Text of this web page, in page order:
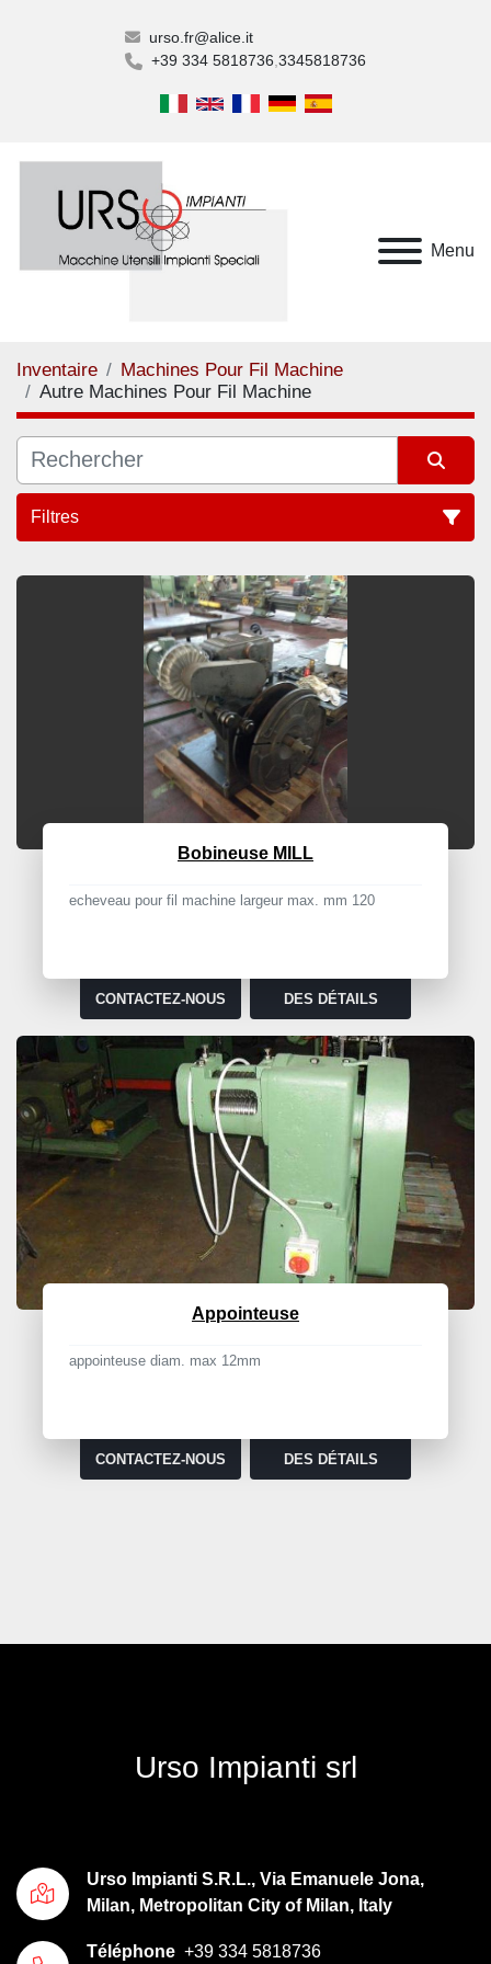
urso.fr@alice.it
+39 334 5818736 3345818736
Menu
Inventaire
Machines Pour Fil Machine
Autre Machines Pour Fil Machine
Filtres
Machines Pour Fil Machine (2)
Trier par
Bobineuse MILL
echeveau pour fil machine largeur max. mm 120
CONTACTEZ-NOUS DES DÉTAILS
Appointeuse
appointeuse diam. max 12mm
CONTACTEZ-NOUS DES DÉTAILS
Urso Impianti srl
Urso Impianti S.R.L., Via Emanuele Jona,
Milan, Metropolitan City of Milan, Italy
Téléphone +39 334 5818736